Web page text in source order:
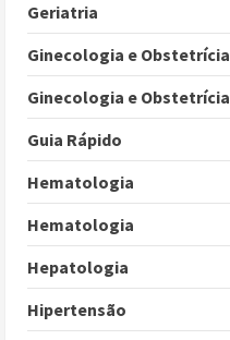
Geriatria
Ginecologia e Obstetrícia
Ginecologia e Obstetrícia
Guia Rápido
Hematologia
Hematologia
Hepatologia
Hipertensão